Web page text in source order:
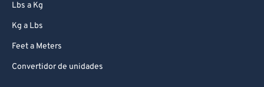
Lbs a Kg
Kg a Lbs
Feet a Meters
Convertidor de unidades